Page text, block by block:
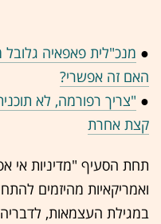
● מנכ"לית פאפאיה
האם זה אפשרי?
● "צריך רפורמה, לא
קצת אחרת
תחת הסעיף "מדיניות אי
ואמריקאיות מהיזמים
במגילת העצמאות,